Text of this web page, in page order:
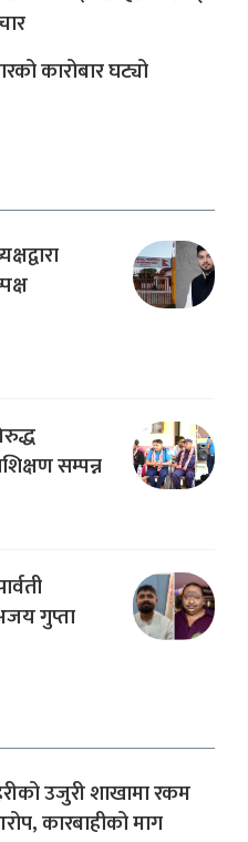
कारोबार घट्यो
सम्पन्न
गुप्ता
उजुरी शाखामा रकम
कारबाहीको माग